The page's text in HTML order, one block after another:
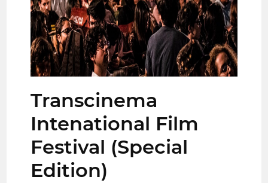
Transcinema
Intenational Film
Festival (Special
Edition)